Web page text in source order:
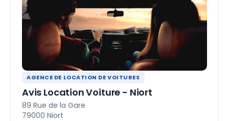
AGENCE DE LOCATION DE VOITURES
Avis Location Voiture - Niort
89 Rue de la Gare
79000 Niort